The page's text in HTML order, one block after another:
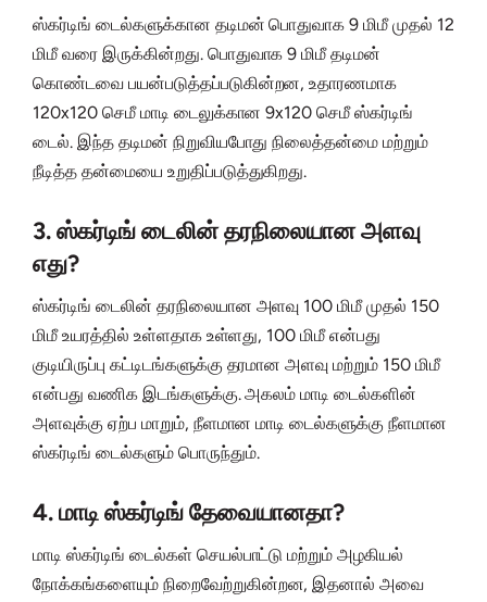
ஸ்கர்டிங் டைல்களுக்கான தடிமன் பொதுவாக 9 மிமீ முதல் 12
மிமீ வரை இருக்கின்றது. பொதுவாக 9 மிமீ தடிமன்
கொண்டவை பயன்படுத்தப்படுகின்றன, உதாரணமாக
120x120 செமீ மாடி டைலுக்கான 9x120 செமீ ஸ்கர்டிங்
டைல். இந்த தடிமன் நிறுவியபோது நிலைத்தன்மை மற்றும்
நீடித்த தன்மையை உறுதிப்படுத்துகிறது.
3. ஸ்கர்டிங் டைலின் தரநிலையான அளவு
எது?
ஸ்கர்டிங் டைலின் தரநிலையான அளவு 100 மிமீ முதல் 150
மிமீ உயரத்தில் உள்ளதாக உள்ளது, 100 மிமீ என்பது
குடியிருப்பு கட்டிடங்களுக்கு தரமான அளவு மற்றும் 150 மிமீ
என்பது வணிக இடங்களுக்கு. அகலம் மாடி டைல்களின்
அளவுக்கு ஏற்ப மாறும், நீளமான மாடி டைல்களுக்கு நீளமான
ஸ்கர்டிங் டைல்களும் பொருந்தும்.
4. மாடி ஸ்கர்டிங் தேவையானதா?
மாடி ஸ்கர்டிங் டைல்கள் செயல்பாட்டு மற்றும் அழகியல்
நோக்கங்களையும் நிறைவேற்றுகின்றன, இதனால் அவை